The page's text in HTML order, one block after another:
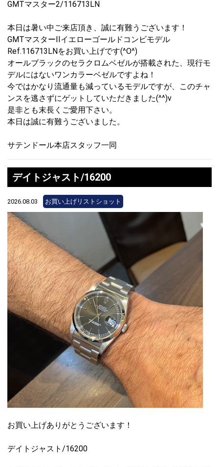
GMTマスター2/116713LN
本日は暑い中ご来店頂き、誠に有難うございます！
GMTマスターIIイエローゴールドコンビモデル
Ref.116713LNをお買い上げです(^O^)
オールブラックのセラクロムベゼルが搭載された、現行モ
デルにはないワンカラーベゼルですよね！
今ではかなり流通量も減っているモデルですが、このチャ
ンスを逃さずにゲットしていただきました(^^)v
是非とも末長くご愛用下さい。
本日は誠に有難うございました。
サテンドール本店スタッフ一同
デイトジャスト/16200
2026.08.03 お買い上げリストショット
お買い上げありがとうございます！
デイトジャスト/16200